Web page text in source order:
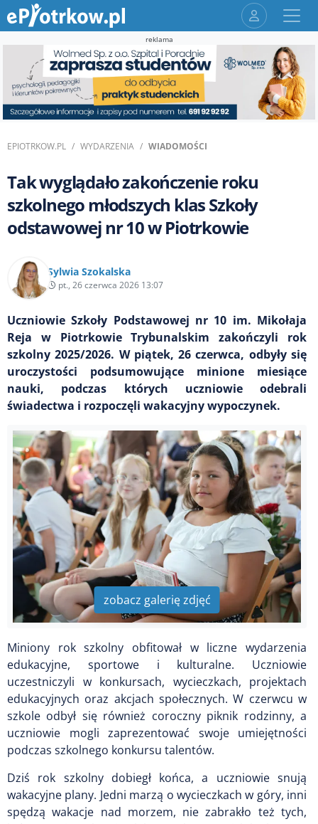
reklama
EPIOTRKOW.PL WYDARZENIA WIADOMOŚCI
Tak wyglądało zakończenie roku
szkolnego młodszych klas Szkoły
odstawowej nr 10 w Piotrkowie
Sylwia Szokalska
pt., 26 czerwca 2026 13:07
Uczniowie Szkoły Podstawowej nr 10 im. Mikołaja
Reja w Piotrkowie Trybunalskim zakończyli rok
szkolny 2025/2026. W piątek, 26 czerwca, odbyły się
uroczystości podsumowujące minione miesiące
nauki, podczas których uczniowie odebrali
świadectwa i rozpoczęli wakacyjny wypoczynek.
zobacz galerię zdjęć
Miniony rok szkolny obfitował w liczne wydarzenia
edukacyjne, sportowe i kulturalne. Uczniowie
uczestniczyli w konkursach, wycieczkach, projektach
edukacyjnych oraz akcjach społecznych. W czerwcu w
szkole odbył się również coroczny piknik rodzinny, a
uczniowie mogli zaprezentować swoje umiejętności
podczas szkolnego konkursu talentów.
Dziś rok szkolny dobiegł końca, a uczniowie snują
wakacyjne plany. Jedni marzą o wycieczkach w góry, inni
spędzą wakacje nad morzem, nie zabrakło też tych,